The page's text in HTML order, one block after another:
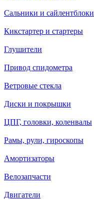
Сальники и сайлентблоки
Кикстартер и стартеры
Глушители
Привод спидометра
Ветровые стекла
Диски и покрышки
ЦПГ, головки, коленвалы
Рамы, рули, гироскопы
Амортизаторы
Велозапчасти
Двигатели